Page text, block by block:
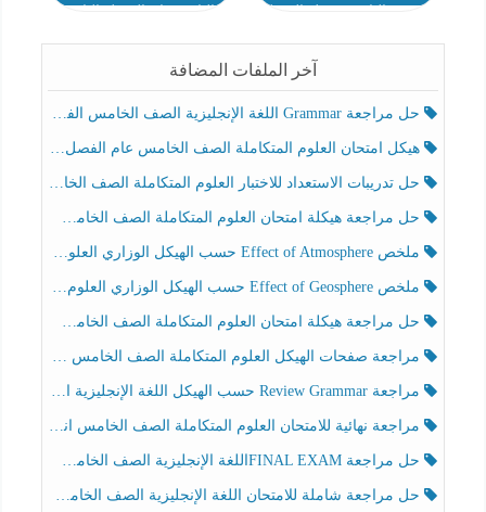
آخر الملفات المضافة
حل مراجعة Grammar اللغة الإنجليزية الصف الخامس الفصل الثالث
هيكل امتحان العلوم المتكاملة الصف الخامس عام الفصل الدراسي الثالث 2025-2026
حل تدريبات الاستعداد للاختبار العلوم المتكاملة الصف الخامس عام الفصل الثالث
حل مراجعة هيكلة امتحان العلوم المتكاملة الصف الخامس انسبير الفصل الثالث
ملخص Effect of Atmosphere حسب الهيكل الوزاري العلوم المتكاملة الصف الخامس انسبير الفصل الثالث
ملخص Effect of Geosphere حسب الهيكل الوزاري العلوم المتكاملة الصف الخامس انسبير الفصل الثالث
حل مراجعة هيكلة امتحان العلوم المتكاملة الصف الخامس عام الفصل الثالث
مراجعة صفحات الهيكل العلوم المتكاملة الصف الخامس انسبير الفصل الثالث
مراجعة Review Grammar حسب الهيكل اللغة الإنجليزية الصف الخامس الفصل الثالث
مراجعة نهائية للامتحان العلوم المتكاملة الصف الخامس انسبير الفصل الثالث
حل مراجعة FINAL EXAMاللغة الإنجليزية الصف الخامس الفصل الثالث
حل مراجعة شاملة للامتحان اللغة الإنجليزية الصف الخامس الفصل الثالث